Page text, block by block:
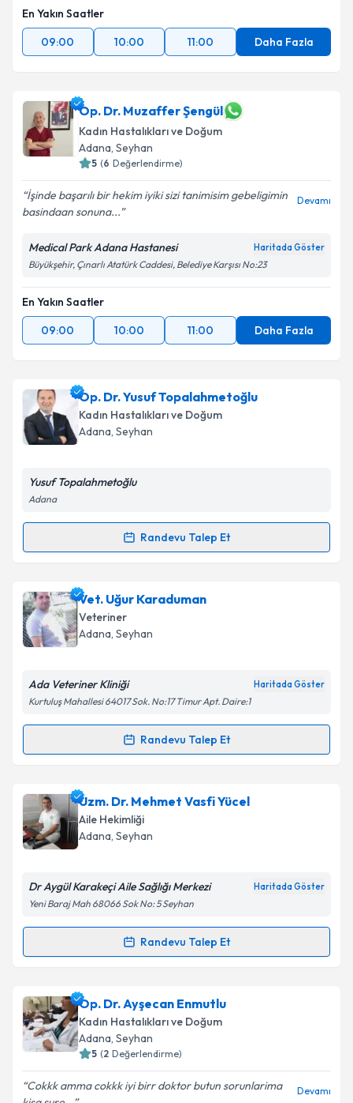
En Yakın Saatler
09:00
10:00 11:00 Daha Fazla
Op. Dr. Muzaffer Şengül
Kadın Hastalıkları ve Doğum
Adana, Seyhan
5 (6 Değerlendirme)
İşinde başarılı bir hekim iyiki sizi tanimisim gebeligimin
basindaan sonuna...
Devamı
Medical Park Adana Hastanesi Haritada Göster
Büyükşehir, Çınarlı Atatürk Caddesi, Belediye Karşısı No:23
En Yakın Saatler
09:00
10:00 11:00 Daha Fazla
Op. Dr. Yusuf Topalahmetoğlu
Kadın Hastalıkları ve Doğum
Adana, Seyhan
Yusuf Topalahmetoğlu
Adana
Randevu Talep Et
Randevu Takvimi Talebi
Op. Dr. Yusuf Topalahmetoğlu
talebi oluşturun. Size bu uzmandan randevu almanız
için bir takvim hazırlandığında e-posta ile
bilgilendireceğiz.
Kişisel verilerimin işlenmesine ilişkinAydınlatma
kapsamda işlenmesini kabul ediyorum.
Takvim Talebini Gönder
Vet. Uğur Karaduman
Veteriner
Adana, Seyhan
Ada Veteriner Kliniği Haritada Göster
Kurtuluş Mahallesi 64017 Sok. No:17 Timur Apt. Daire:1
Randevu Talep Et
Randevu Takvimi Talebi
Vet. Uğur Karadumaniçin randevu takvimi talebi
oluşturun. Size bu uzmandan randevu almanız için bir
takvim hazırlandığında e-posta ile bilgilendireceğiz.
Kişisel verilerimin işlenmesine ilişkin
Metni'ni okudum ve kişisel verilerimin belirtilen
Takvim Talebini Gönder
Uzm. Dr. Mehmet Vasfi Yücel
Aile Hekimliği
Adana, Seyhan
Dr Aygül Karakeçi Aile Sağlığı Merkezi Haritada Göster
Yeni Baraj Mah 68066 Sok No: 5 Seyhan
Randevu Talep Et
Randevu Takvimi Talebi
Uzm. Dr. Mehmet Vasfi Yüceliçin randevu takvimi
talebi oluşturun. Size bu uzmandan randevu almanız
için bir takvim hazırlandığında e-posta ile
bilgilendireceğiz.
E-posta Adresiniz
Op. Dr. Ayşecan Enmutlu
Kadın Hastalıkları ve Doğum
Adana, Seyhan
5 (2 Değerlendirme)
Cokkk amma cokkk iyi birr doktor butun sorunlarima
Devamı